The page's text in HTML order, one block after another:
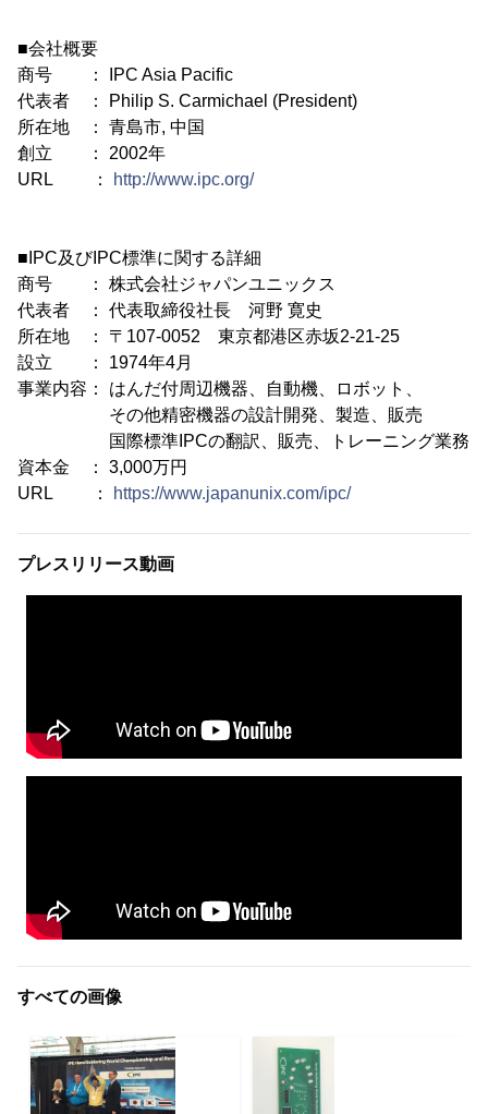
■会社概要
商号 ： IPC Asia Pacific
代表者 ： Philip S. Carmichael (President)
所在地 ： 青島市, 中国
創立 ： 2002年
URL ：
http://www.ipc.org/
■IPC及びIPC標準に関する詳細
商号 ： 株式会社ジャパンユニックス
代表者 ： 代表取締役社長 河野 寛史
所在地 ： 〒107-0052 東京都港区赤坂2-21-25
設立 ： 1974年4月
事業内容： はんだ付周辺機器、自動機、ロボット、
その他精密機器の設計開発、製造、販売
国際標準IPCの翻訳、販売、トレーニング業務
資本金 ： 3,000万円
URL ：
https://www.japanunix.com/ipc/
プレスリリース動画
すべての画像